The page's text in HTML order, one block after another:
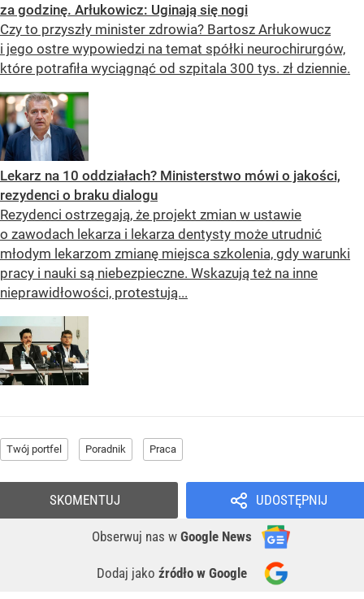
za godzinę. Arłukowicz: Uginają się nogi
Czy to przyszły minister zdrowia? Bartosz Arłukowucz
i jego ostre wypowiedzi na temat spółki neurochirurgów,
które potrafiła wyciągnąć od szpitala 300 tys. zł dziennie.
Lekarz na 10 oddziałach? Ministerstwo mówi o jakości,
rezydenci o braku dialogu
Rezydenci ostrzegają, że projekt zmian w ustawie
o zawodach lekarza i lekarza dentysty może utrudnić
młodym lekarzom zmianę miejsca szkolenia, gdy warunki
pracy i nauki są niebezpieczne. Wskazują też na inne
nieprawidłowości, protestują...
Twój portfel Poradnik Praca
UDOSTĘPNIJ
Obserwuj nas w Google News
Dodaj jako źródło w Google
SKOMENTUJ